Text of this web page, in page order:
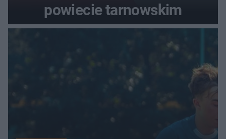
powiecie tarnowskim